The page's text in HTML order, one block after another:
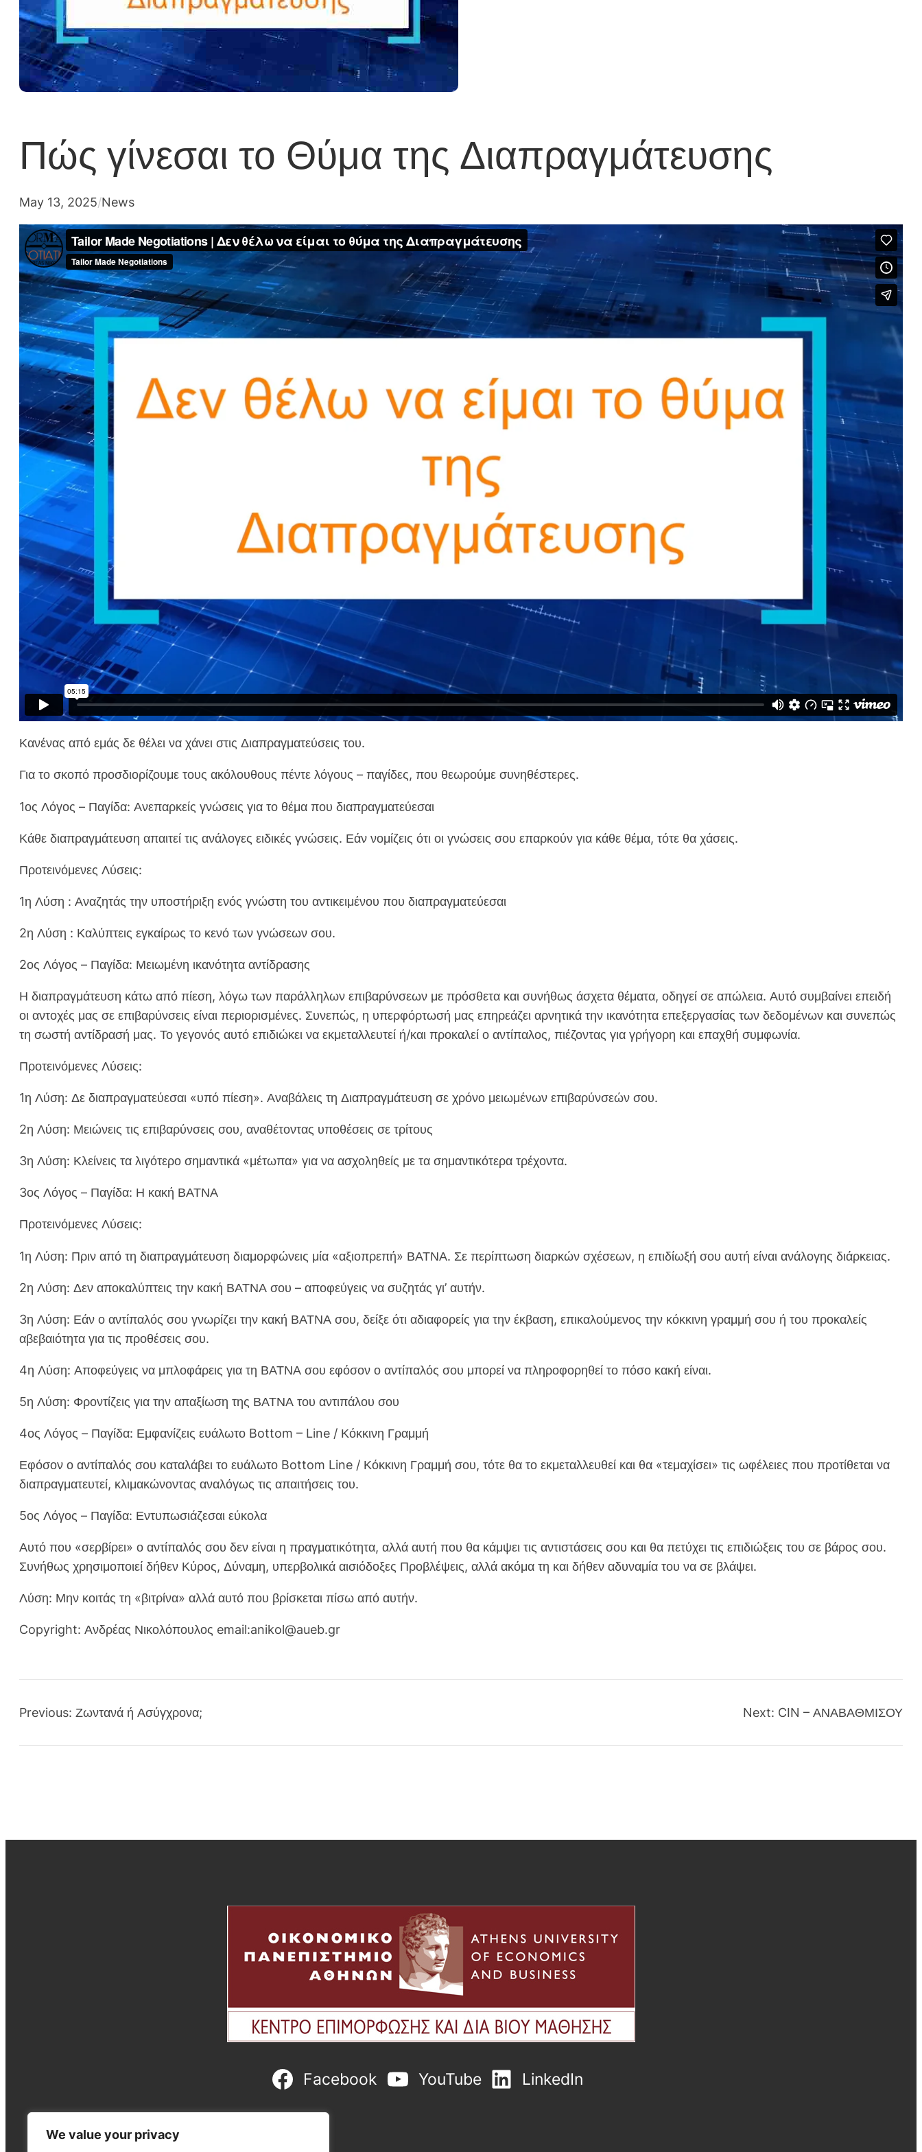
We value your privacy
Πώς γίνεσαι το Θύμα της Διαπραγμάτευσης
May 13, 2025/News
Κανένας από εμάς δε θέλει να χάνει στις Διαπραγματεύσεις του.
Για το σκοπό προσδιορίζουμε τους ακόλουθους πέντε λόγους – παγίδες, που θεωρούμε συνηθέστερες.
1ος Λόγος – Παγίδα: Ανεπαρκείς γνώσεις για το θέμα που διαπραγματεύεσαι
Κάθε διαπραγμάτευση απαιτεί τις ανάλογες ειδικές γνώσεις. Εάν νομίζεις ότι οι γνώσεις σου επαρκούν για κάθε θέμα, τότε θα χάσεις.
Προτεινόμενες Λύσεις:
1η Λύση : Αναζητάς την υποστήριξη ενός γνώστη του αντικειμένου που διαπραγματεύεσαι
2η Λύση : Καλύπτεις εγκαίρως το κενό των γνώσεων σου.
2ος Λόγος – Παγίδα: Μειωμένη ικανότητα αντίδρασης
Η διαπραγμάτευση κάτω από πίεση, λόγω των παράλληλων επιβαρύνσεων με πρόσθετα και συνήθως άσχετα θέματα, οδηγεί σε απώλεια. Αυτό συμβαίνει επειδή
οι αντοχές μας σε επιβαρύνσεις είναι περιορισμένες. Συνεπώς, η υπερφόρτωσή μας επηρεάζει αρνητικά την ικανότητα επεξεργασίας των δεδομένων και συνεπώς
τη σωστή αντίδρασή μας. Το γεγονός αυτό επιδιώκει να εκμεταλλευτεί ή/και προκαλεί ο αντίπαλος, πιέζοντας για γρήγορη και επαχθή συμφωνία.
Προτεινόμενες Λύσεις:
1η Λύση: Δε διαπραγματεύεσαι «υπό πίεση». Αναβάλεις τη Διαπραγμάτευση σε χρόνο μειωμένων επιβαρύνσεών σου.
2η Λύση: Μειώνεις τις επιβαρύνσεις σου, αναθέτοντας υποθέσεις σε τρίτους
3η Λύση: Κλείνεις τα λιγότερο σημαντικά «μέτωπα» για να ασχοληθείς με τα σημαντικότερα τρέχοντα.
3ος Λόγος – Παγίδα: Η κακή ΒΑΤΝΑ
Προτεινόμενες Λύσεις:
1η Λύση: Πριν από τη διαπραγμάτευση διαμορφώνεις μία «αξιοπρεπή» ΒΑΤΝΑ. Σε περίπτωση διαρκών σχέσεων, η επιδίωξή σου αυτή είναι ανάλογης διάρκειας.
2η Λύση: Δεν αποκαλύπτεις την κακή ΒΑΤΝΑ σου – αποφεύγεις να συζητάς γι’ αυτήν.
3η Λύση: Εάν ο αντίπαλός σου γνωρίζει την κακή ΒΑΤΝΑ σου, δείξε ότι αδιαφορείς για την έκβαση, επικαλούμενος την κόκκινη γραμμή σου ή του προκαλείς
αβεβαιότητα για τις προθέσεις σου.
4η Λύση: Αποφεύγεις να μπλοφάρεις για τη ΒΑΤΝΑ σου εφόσον ο αντίπαλός σου μπορεί να πληροφορηθεί το πόσο κακή είναι.
5η Λύση: Φροντίζεις για την απαξίωση της ΒΑΤΝΑ του αντιπάλου σου
4ος Λόγος – Παγίδα: Εμφανίζεις ευάλωτο Bottom – Line / Κόκκινη Γραμμή
Εφόσον ο αντίπαλός σου καταλάβει το ευάλωτο Bottom Line / Κόκκινη Γραμμή σου, τότε θα το εκμεταλλευθεί και θα «τεμαχίσει» τις ωφέλειες που προτίθεται να
διαπραγματευτεί, κλιμακώνοντας αναλόγως τις απαιτήσεις του.
5ος Λόγος – Παγίδα: Εντυπωσιάζεσαι εύκολα
Αυτό που «σερβίρει» ο αντίπαλός σου δεν είναι η πραγματικότητα, αλλά αυτή που θα κάμψει τις αντιστάσεις σου και θα πετύχει τις επιδιώξεις του σε βάρος σου.
Συνήθως χρησιμοποιεί δήθεν Κύρος, Δύναμη, υπερβολικά αισιόδοξες Προβλέψεις, αλλά ακόμα τη και δήθεν αδυναμία του να σε βλάψει.
Λύση: Μην κοιτάς τη «βιτρίνα» αλλά αυτό που βρίσκεται πίσω από αυτήν.
Copyright: Ανδρέας Νικολόπουλος email:anikol@aueb.gr
Previous: Ζωντανά ή Ασύγχρονα; Next: CIN – ΑΝΑΒΑΘΜΙΣΟΥ
Facebook YouTube LinkedIn